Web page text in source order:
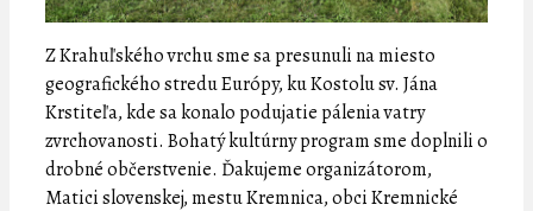
Z Krahuľského vrchu sme sa presunuli na miesto
geografického stredu Európy, ku Kostolu sv. Jána
Krstiteľa, kde sa konalo podujatie pálenia vatry
zvrchovanosti. Bohatý kultúrny program sme doplnili o
drobné občerstvenie. Ďakujeme organizátorom,
Matici slovenskej, mestu Kremnica, obci Kremnické